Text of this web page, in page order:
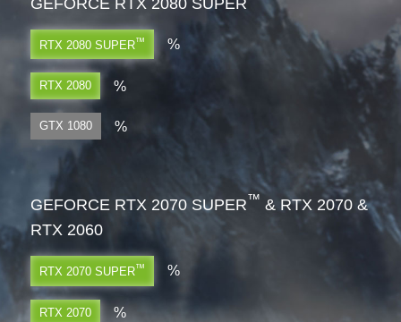
RTX 2080 SUPER™ %
RTX 2080 %
GTX 1080 %
GEFORCE RTX 2070 SUPER™ & RTX 2070 &
RTX 2060
RTX 2070 SUPER™ %
RTX 2070 %